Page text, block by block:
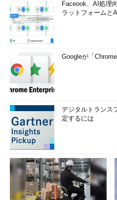
Faceook、AI処理
ラットフォームと
Googleが「
デジタルトランス
定するには